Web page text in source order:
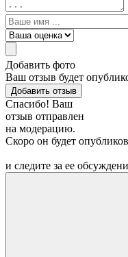
Добавить фото
Ваш отзыв будет
Добавить отзыв
Спасибо! Ваш
отзыв отправлен
на модерацию.
Скоро он будет
и следите за ее